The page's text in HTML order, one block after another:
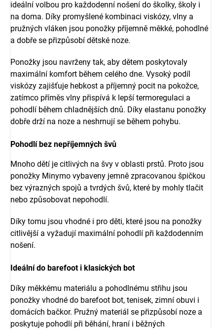
ideální volbou pro každodenní nošení do školky, školy i
na doma. Díky promyšlené kombinaci viskózy, vlny a
pružných vláken jsou ponožky příjemně měkké, pohodlné
a dobře se přizpůsobí dětské noze.
Ponožky jsou navrženy tak, aby dětem poskytovaly
maximální komfort během celého dne. Vysoký podíl
viskózy zajišťuje hebkost a příjemný pocit na pokožce,
zatímco příměs vlny přispívá k lepší termoregulaci a
pohodlí během chladnějších dnů. Díky elastanu ponožky
dobře drží na noze a neshrnují se během pohybu.
Pohodlí bez nepříjemných švů
Mnoho dětí je citlivých na švy v oblasti prstů. Proto jsou
ponožky Minymo vybaveny jemně zpracovanou špičkou
bez výrazných spojů a tvrdých švů, které by mohly tlačit
nebo způsobovat nepohodlí.
Díky tomu jsou vhodné i pro děti, které jsou na ponožky
citlivější a vyžadují maximální pohodlí při každodenním
nošení.
Ideální do barefoot i klasických bot
Díky měkkému materiálu a pohodlnému střihu jsou
ponožky vhodné do barefoot bot, tenisek, zimní obuvi i
domácích bačkor. Pružný materiál se přizpůsobí noze a
poskytuje pohodlí při běhání, hraní i běžných